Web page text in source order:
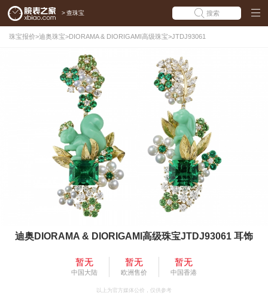
> 查珠宝 搜索
珠宝报价>迪奥珠宝>DIORAMA & DIORIGAMI高级珠宝>JTDJ93061
迪奥DIORAMA & DIORIGAMI高级珠宝JTDJ93061 耳饰
暂无
中国大陆
暂无
欧洲售价
暂无
中国香港
以上为官方媒体公价，仅供参考